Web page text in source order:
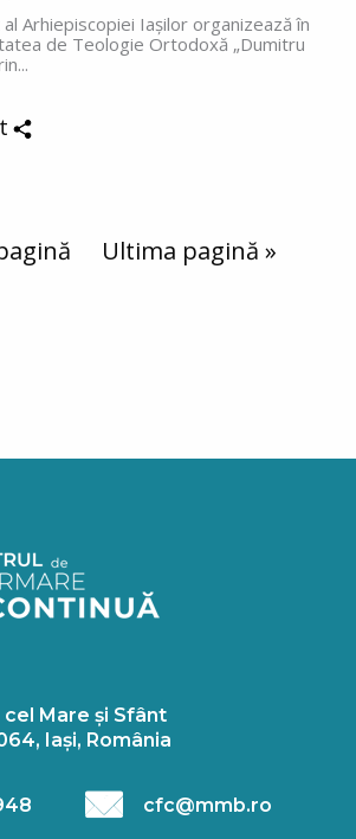
Arhiepiscopiei Iașilor organizează în
de Teologie Ortodoxă „Dumitru
Ultima pagină
Ultima pagină »
cel Mare și Sfânt
Iași, România
cfc@mmb.ro